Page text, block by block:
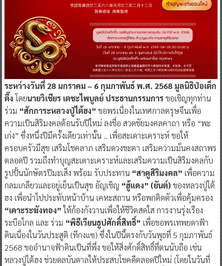
ระหว่างวันที่ 28 มกราคม – 6 กุมภาพันธ์ พ.ศ. 2568 มูลนิธิป่อเต็ก
ตึ๊ง โดยนายวิเชียร เตชะไพบูลย์ ประธานกรรมการขอเชิญทุกท่าน
ร่วม “สักการะหลวงปู่ไต้ฮง” ขอพรเนื่องในเทศกาลตรุษจีนเพื่อ
ความเป็นสิริมงคลต้อนรับปีใหม่ ลงชื่อ สวดชัยมงคลคาถา หรือ “พะ
เก่ง” ซึ่งหนึ่งปีมีครั้งเดียวเท่านั้น .. เพื่อสะเดาะเคราะห์ ขอให้
ครอบครัวมีสุข เสริมโชคลาภ เสริมดวงชะตา เสริมความมั่นคงสถาพร
ตลอดปี รวมถึงทำบุญสะเดาะเคราะห์และเสริมความเป็นสิริมงคลกับ
รูปปั้นนักษัตรปีมะเส็ง พร้อม รับประทาน “สาคูสิริมงคล” เพื่อความ
กลมเกลียวและอยู่เย็นเป็นสุข อัญเชิญ “ฮู้แดง” (ยันต์) ของหลวงปู่ไต้
ฮง เพื่อนำไปประทับหน้าบ้าน เคหะสถาน หรือพกติดตัวเพื่อคุ้มครอง
“เคาะระฆังทอง”ให้ก้องกังวานเพื่อให้ชีวิตสดใส การงานรุ่งเรือง
ระบือไกล และ ร่วม “พิธีเวียนธูปศักดิ์สิทธิ์” เพื่อขอพรเทพยดาฟ้า
ดินเนื่องในวันประสูติ (ทีกงแซ) ซึ่งในปีนี้ตรงกับวันพุธที่ 5 กุมภาพันธ์
2568 ขออำนาจฟ้าดินเป็นที่พึ่ง ขอให้สิ่งศักดิ์สิทธิ์ที่ตนนับถือ เช่น
หลวงปู่ไต้ฮง ช่วยดลบันดาลให้ประสบโชคดีตลอดปีใหม่ (โดยในวันที่